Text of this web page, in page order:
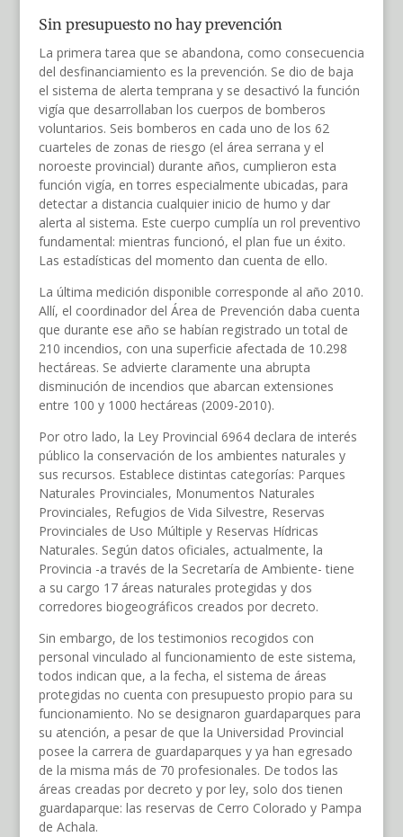
Sin presupuesto no hay prevención
La primera tarea que se abandona, como consecuencia
del desfinanciamiento es la prevención. Se dio de baja
el sistema de alerta temprana y se desactivó la función
vigía que desarrollaban los cuerpos de bomberos
voluntarios. Seis bomberos en cada uno de los 62
cuarteles de zonas de riesgo (el área serrana y el
noroeste provincial) durante años, cumplieron esta
función vigía, en torres especialmente ubicadas, para
detectar a distancia cualquier inicio de humo y dar
alerta al sistema. Este cuerpo cumplía un rol preventivo
fundamental: mientras funcionó, el plan fue un éxito.
Las estadísticas del momento dan cuenta de ello.
La última medición disponible corresponde al año 2010.
Allí, el coordinador del Área de Prevención daba cuenta
que durante ese año se habían registrado un total de
210 incendios, con una superficie afectada de 10.298
hectáreas. Se advierte claramente una abrupta
disminución de incendios que abarcan extensiones
entre 100 y 1000 hectáreas (2009-2010).
Por otro lado, la Ley Provincial 6964 declara de interés
público la conservación de los ambientes naturales y
sus recursos. Establece distintas categorías: Parques
Naturales Provinciales, Monumentos Naturales
Provinciales, Refugios de Vida Silvestre, Reservas
Provinciales de Uso Múltiple y Reservas Hídricas
Naturales. Según datos oficiales, actualmente, la
Provincia -a través de la Secretaría de Ambiente- tiene
a su cargo 17 áreas naturales protegidas y dos
corredores biogeográficos creados por decreto.
Sin embargo, de los testimonios recogidos con
personal vinculado al funcionamiento de este sistema,
todos indican que, a la fecha, el sistema de áreas
protegidas no cuenta con presupuesto propio para su
funcionamiento. No se designaron guardaparques para
su atención, a pesar de que la Universidad Provincial
posee la carrera de guardaparques y ya han egresado
de la misma más de 70 profesionales. De todos las
áreas creadas por decreto y por ley, solo dos tienen
guardaparque: las reservas de Cerro Colorado y Pampa
de Achala.